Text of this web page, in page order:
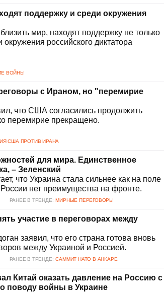
поддержку и среди окружения
мир, находят поддержку не только
российского диктатора
ВОЙНЫ
с Ираном, но "перемирие
что США согласились продолжить
перемирие прекращено.
США ПРОТИВ ИРАНА
для мира. Единственное
– Зеленский
что Украина стала сильнее как на поле
нет преимущества на фронте.
РАНЕЕ В ТРЕНДЕ: МИРНЫЕ ПЕРЕГОВОРЫ
участие в переговорах между
заявил, что его страна готова вновь
между Украиной и Россией.
РАНЕЕ В ТРЕНДЕ: САММИТ НАТО В АНКАРЕ
Китай оказать давление на Россию с
поводу войны в Украине